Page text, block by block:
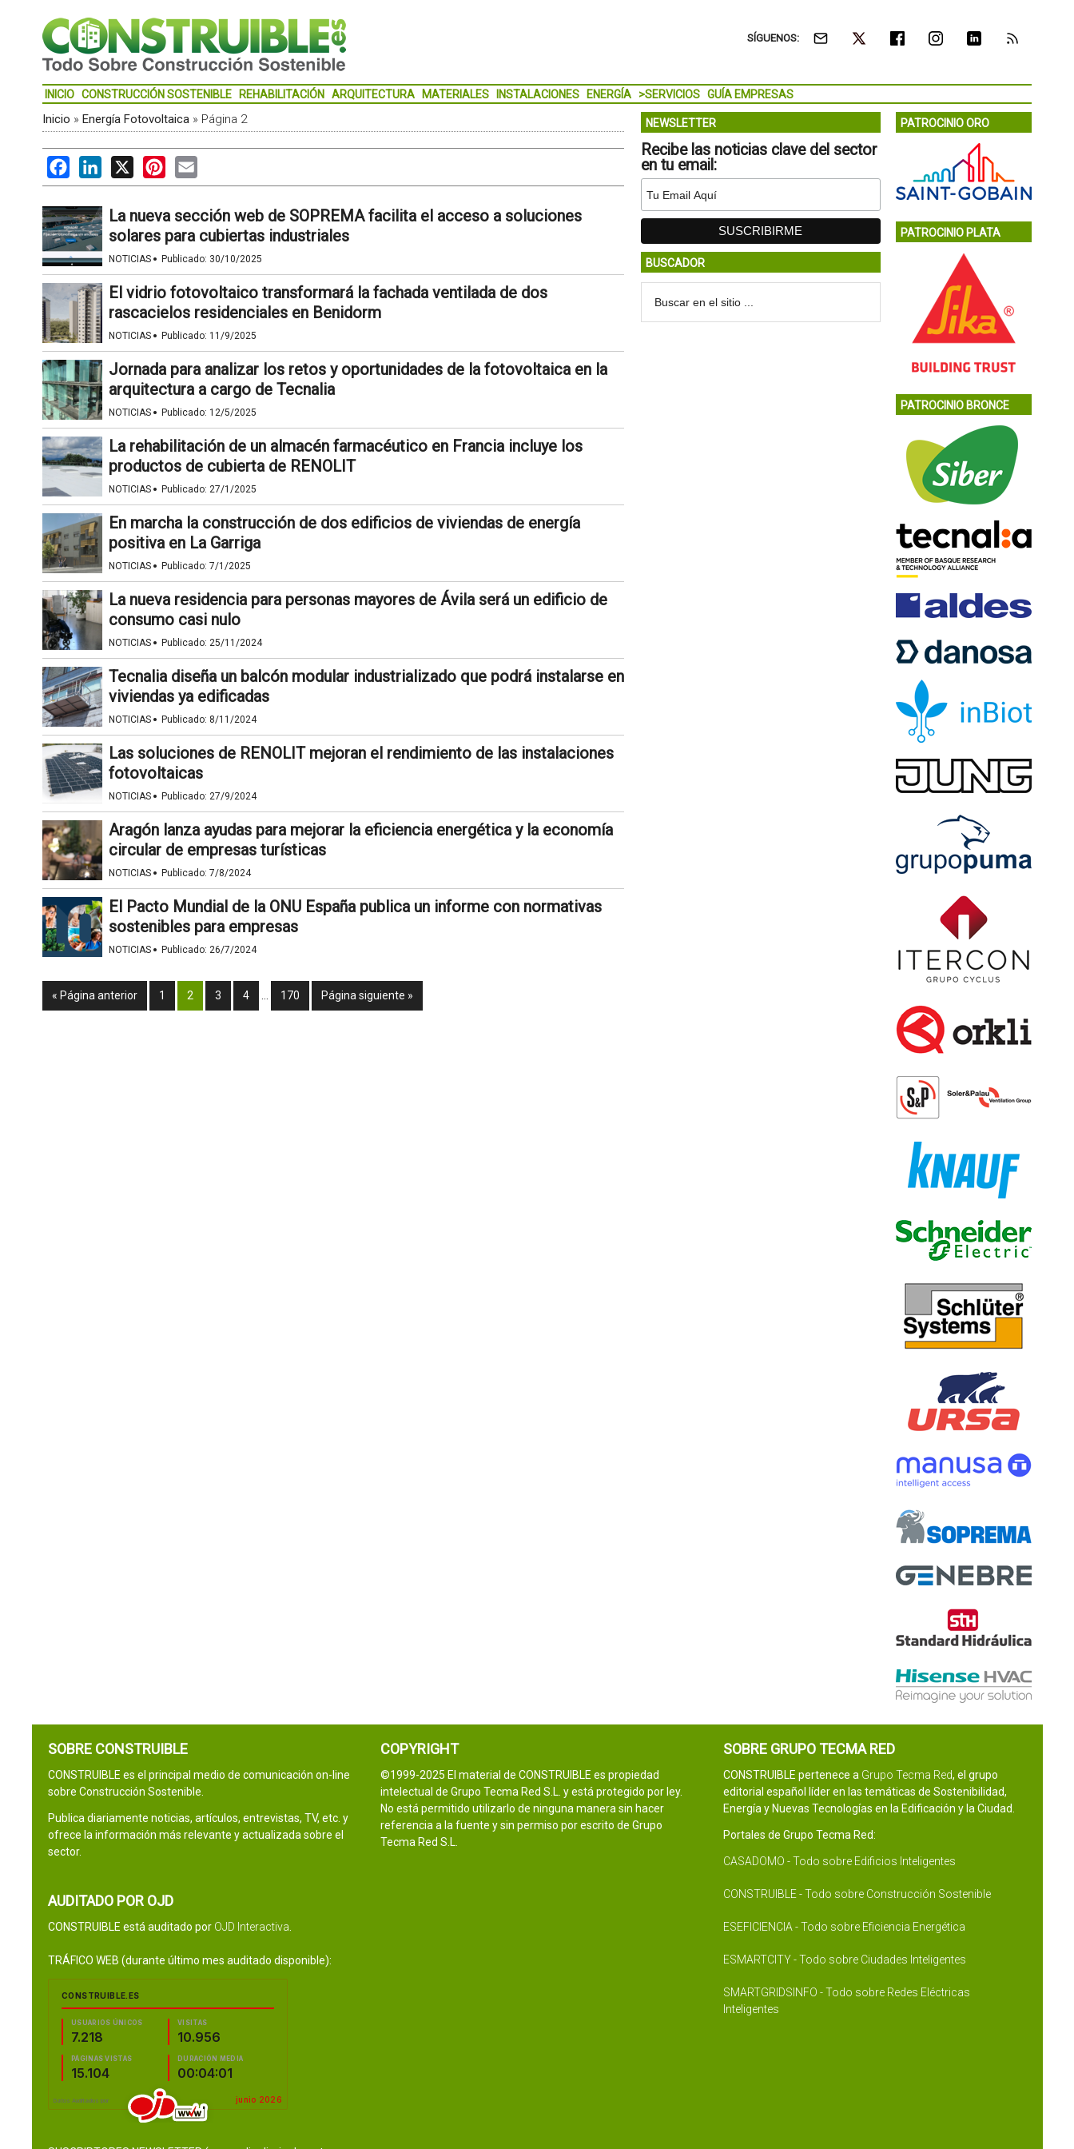
SÍGUENOS:
INICIO CONSTRUCCIÓN SOSTENIBLE REHABILITACIÓN ARQUITECTURA MATERIALES INSTALACIONES ENERGÍA >SERVICIOS GUÍA EMPRESAS
Inicio » Energía Fotovoltaica» Página 2
FacebookLinkedIn
X PinterestEmail
La nueva sección web de SOPREMA facilita el acceso a soluciones
solares para cubiertas industriales
NOTICIAS · Publicado: 30/10/2025
El vidrio fotovoltaico transformará la fachada ventilada de dos
rascacielos residenciales en Benidorm
NOTICIAS · Publicado: 11/9/2025
Jornada para analizar los retos y oportunidades de la fotovoltaica en la
arquitectura a cargo de Tecnalia
NOTICIAS · Publicado: 12/5/2025
La rehabilitación de un almacén farmacéutico en Francia incluye los
productos de cubierta de RENOLIT
NOTICIAS · Publicado: 27/1/2025
En marcha la construcción de dos edificios de viviendas de energía
positiva en La Garriga
NOTICIAS · Publicado: 7/1/2025
La nueva residencia para personas mayores de Ávila será un edificio de
consumo casi nulo
NOTICIAS · Publicado: 25/11/2024
Tecnalia diseña un balcón modular industrializado que podrá instalarse en
viviendas ya edificadas
NOTICIAS · Publicado: 8/11/2024
Las soluciones de RENOLIT mejoran el rendimiento de las instalaciones
fotovoltaicas
NOTICIAS · Publicado: 27/9/2024
Aragón lanza ayudas para mejorar la eficiencia energética y la economía
circular de empresas turísticas
NOTICIAS · Publicado: 7/8/2024
El Pacto Mundial de la ONU España publica un informe con normativas
sostenibles para empresas
NOTICIAS · Publicado: 26/7/2024
« Página anterior 1 2 3 4 170 Página siguiente »
NEWSLETTER
Recibe las noticias clave del sector
en tu email:
BUSCADOR
PATROCINIO ORO
PATROCINIO PLATA
PATROCINIO BRONCE
SOBRE CONSTRUIBLE
CONSTRUIBLE es el principal medio de comunicación on-line
sobre Construcción Sostenible.
Publica diariamente noticias, artículos, entrevistas, TV, etc. y
ofrece la información más relevante y actualizada sobre el
sector.
AUDITADO POR OJD
CONSTRUIBLE está auditado por OJD Interactiva
TRÁFICO WEB (durante último mes auditado disponible):
COPYRIGHT
©1999-2025 El material de CONSTRUIBLE es propiedad
intelectual de Grupo Tecma Red S.L. y está protegido por ley.
No está permitido utilizarlo de ninguna manera sin hacer
referencia a la fuente y sin permiso por escrito de Grupo
Tecma Red S.L.
SOBRE GRUPO TECMA RED
CONSTRUIBLE pertenece a Grupo Tecma Red, el grupo
editorial español líder en las temáticas de Sostenibilidad,
Energía y Nuevas Tecnologías en la Edificación y la Ciudad.
Portales de Grupo Tecma Red:
CASADOMO - Todo sobre Edificios Inteligentes
CONSTRUIBLE - Todo sobre Construcción Sostenible
ESEFICIENCIA - Todo sobre Eficiencia Energética
ESMARTCITY - Todo sobre Ciudades Inteligentes
SMARTGRIDSINFO - Todo sobre Redes Eléctricas
Inteligentes